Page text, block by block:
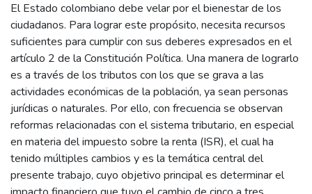
El Estado colombiano debe velar por el bienestar de los
ciudadanos. Para lograr este propósito, necesita recursos
suficientes para cumplir con sus deberes expresados en el
artículo 2 de la Constitución Política. Una manera de lograrlo
es a través de los tributos con los que se grava a las
actividades económicas de la población, ya sean personas
jurídicas o naturales. Por ello, con frecuencia se observan
reformas relacionadas con el sistema tributario, en especial
en materia del impuesto sobre la renta (ISR), el cual ha
tenido múltiples cambios y es la temática central del
presente trabajo, cuyo objetivo principal es determinar el